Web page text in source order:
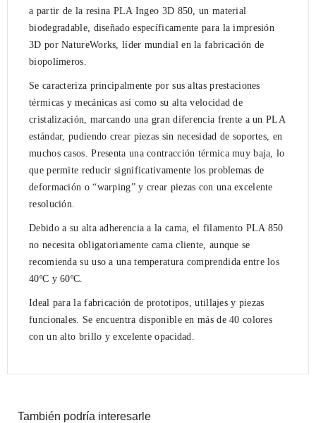
a partir de la resina PLA Ingeo 3D 850, un material
biodegradable, diseñado específicamente para la impresión
3D por NatureWorks, líder mundial en la fabricación de
biopolímeros.
Se caracteriza principalmente por sus altas prestaciones
térmicas y mecánicas así como su alta velocidad de
cristalización, marcando una gran diferencia frente a un PLA
estándar, pudiendo crear piezas sin necesidad de soportes, en
muchos casos. Presenta una contracción térmica muy baja, lo
que permite reducir significativamente los problemas de
deformación o “warping” y crear piezas con una excelente
resolución.
Debido a su alta adherencia a la cama, el filamento PLA 850
no necesita obligatoriamente cama cliente, aunque se
recomienda su uso a una temperatura comprendida entre los
40ºC y 60ºC.
Ideal para la fabricación de prototipos, utillajes y piezas
funcionales. Se encuentra disponible en más de 40 colores
con un alto brillo y excelente opacidad.
También podría interesarle